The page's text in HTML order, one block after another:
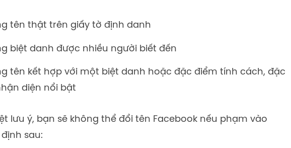
tên thật trên giấy tờ định danh
biệt danh được nhiều người biết đến
tên kết hợp với một biệt danh hoặc đặc điểm tính cách, đặc
diện nổi bật
lưu ý, bạn sẽ không thể đổi tên Facebook nếu phạm vào
sau: